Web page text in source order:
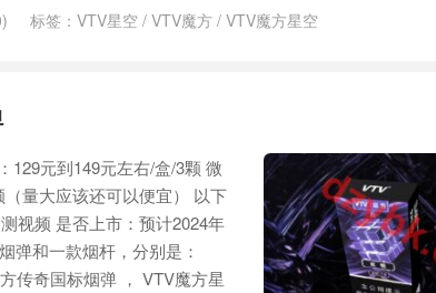
标签： VTV星空 / VTV魔方 / VTV魔方星空
129元到149元左右/盒/3颗 微
量大应该还可以便宜） 以下
视频 是否上市：预计2024年
弹和一款烟杆，分别是：
传奇国标烟弹 ， VTV魔方星